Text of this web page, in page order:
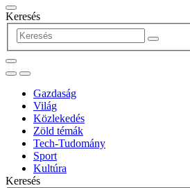
Keresés
Gazdaság
Világ
Közlekedés
Zöld témák
Tech-Tudomány
Sport
Kultúra
Keresés